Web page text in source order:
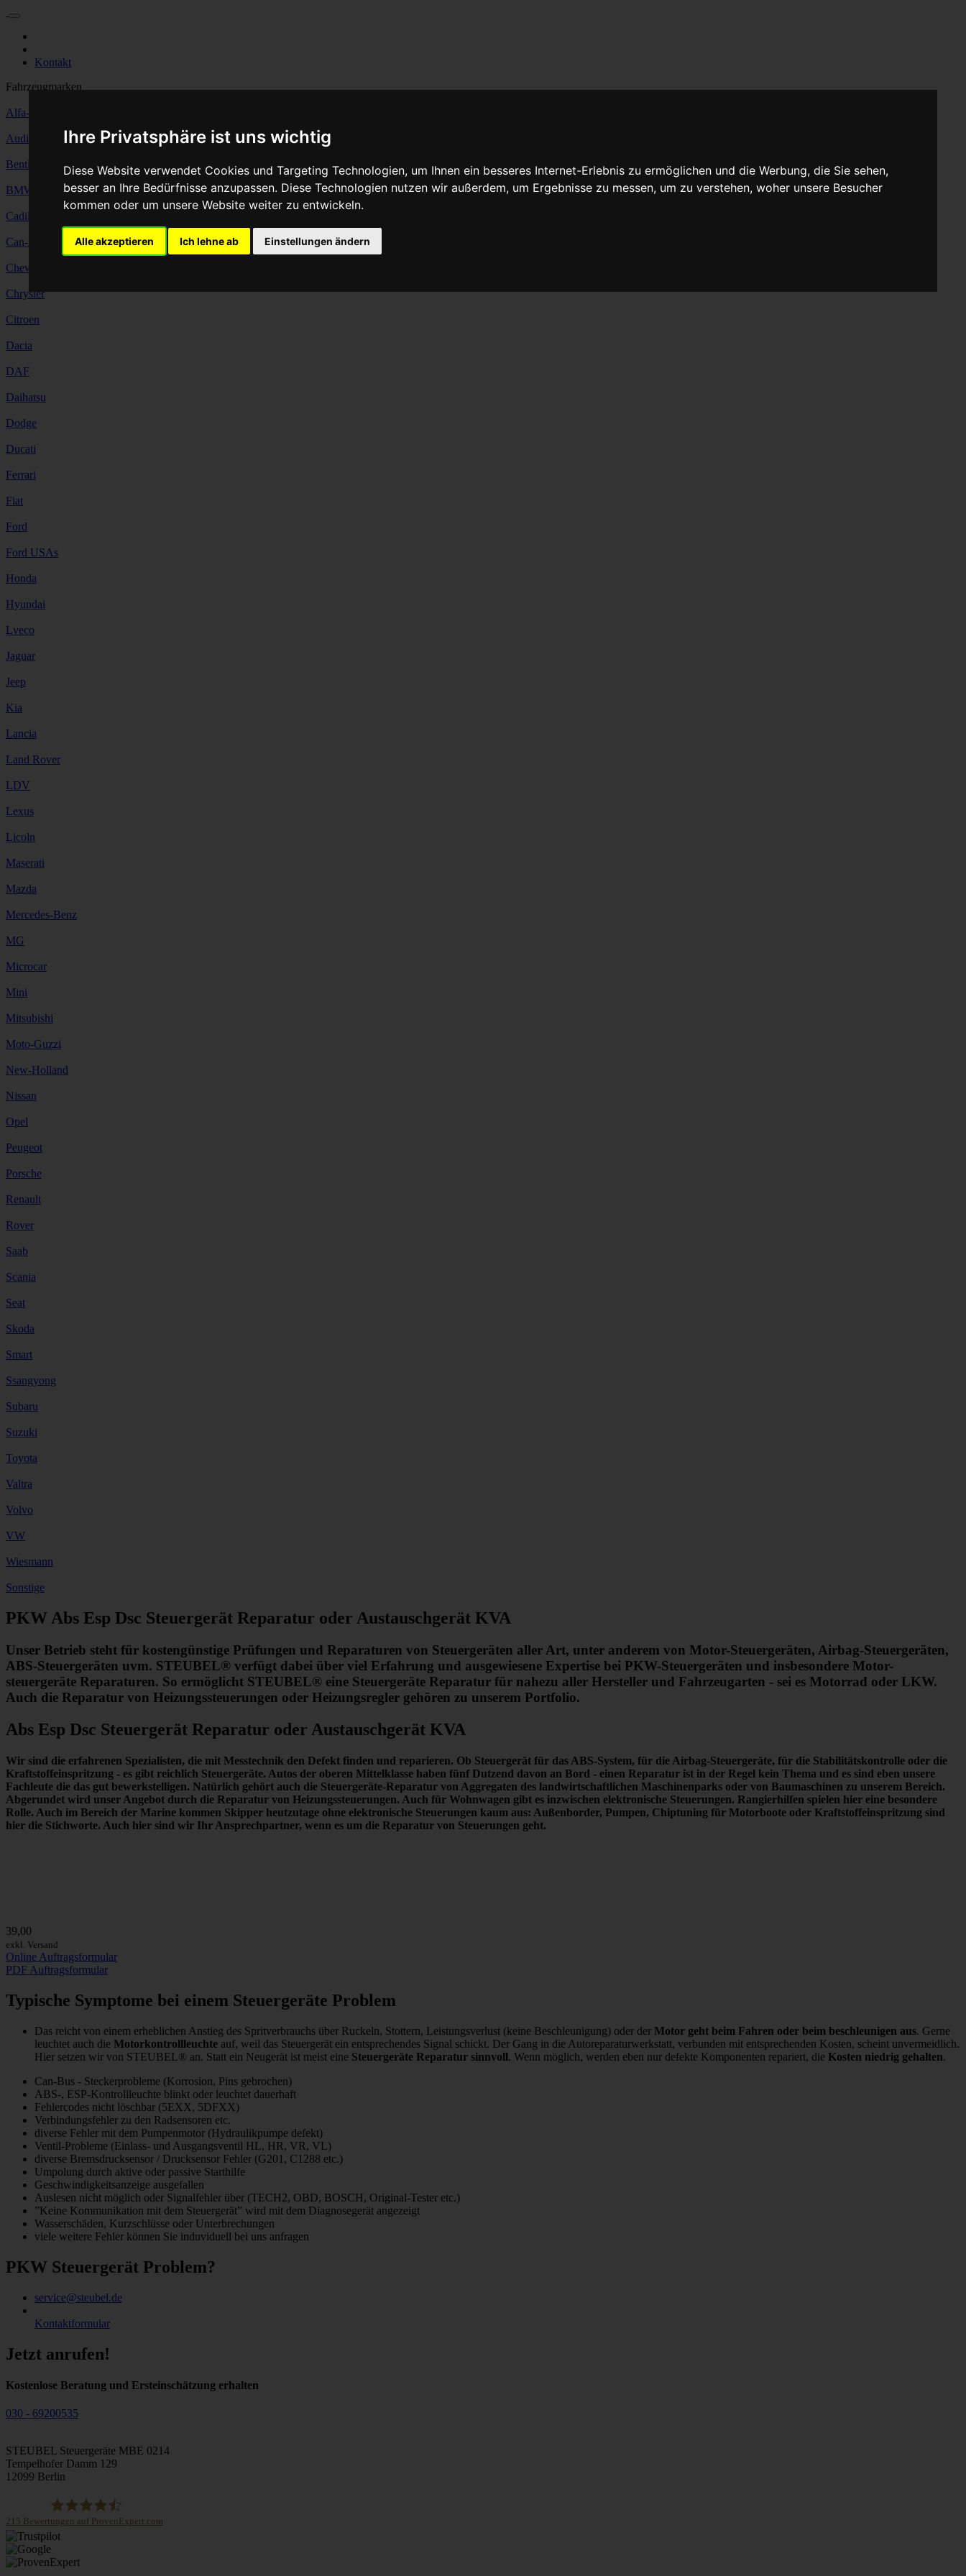
Ihre Privatsphäre ist uns wichtig
Diese Website verwendet Cookies und Targeting Technologien, um Ihnen ein besseres Internet-Erlebnis zu ermöglichen und die Werbung, die Sie sehen,
besser an Ihre Bedürfnisse anzupassen. Diese Technologien nutzen wir außerdem, um Ergebnisse zu messen, um zu verstehen, woher unsere Besucher
kommen oder um unsere Website weiter zu entwickeln.
Alle akzeptieren Ich lehne ab Einstellungen ändern
Kontakt
Fahrzeugmarken
Alfa-Romeo
Audi
Bentley
BMW
Cadillac
Can-Am
Chevrolet
Chrysler
Citroen
Dacia
DAF
Daihatsu
Dodge
Ducati
Ferrari
Fiat
Ford
Ford USAs
Honda
Hyundai
Lveco
Jaguar
Jeep
Kia
Lancia
Land Rover
LDV
Lexus
Licoln
Maserati
Mazda
Mercedes-Benz
MG
Microcar
Mini
Mitsubishi
Moto-Guzzi
New-Holland
Nissan
Opel
Peugeot
Porsche
Renault
Rover
Saab
Scania
Seat
Skoda
Smart
Ssangyong
Subaru
Suzuki
Toyota
Valtra
Volvo
VW
Wiesmann
Sonstige
PKW Abs Esp Dsc Steuergerät Reparatur oder Austauschgerät KVA
Unser Betrieb steht für kostengünstige Prüfungen und Reparaturen von Steuergeräten aller Art, unter anderem von Motor-Steuergeräten, Airbag-Steuergeräten,
ABS-Steuergeräten uvm. STEUBEL® verfügt dabei über viel Erfahrung und ausgewiesene Expertise bei PKW-Steuergeräten und insbesondere Motor-
steuergeräte Reparaturen. So ermöglicht STEUBEL® eine Steuergeräte Reparatur für nahezu aller Hersteller und Fahrzeugarten - sei es Motorrad oder LKW.
Auch die Reparatur von Heizungssteuerungen oder Heizungsregler gehören zu unserem Portfolio.
Abs Esp Dsc Steuergerät Reparatur oder Austauschgerät KVA
Wir sind die erfahrenen Spezialisten, die mit Messtechnik den Defekt finden und reparieren. Ob Steuergerät für das ABS-System, für die Airbag-Steuergeräte, für die Stabilitätskontrolle oder die
Kraftstoffeinspritzung - es gibt reichlich Steuergeräte. Autos der oberen Mittelklasse haben fünf Dutzend davon an Bord - einen Reparatur ist in der Regel kein Thema und es sind eben unsere
Fachleute die das gut bewerkstelligen. Natürlich gehört auch die Steuergeräte-Reparatur von Aggregaten des landwirtschaftlichen Maschinenparks oder von Baumaschinen zu unserem Bereich.
Abgerundet wird unser Angebot durch die Reparatur von Heizungssteuerungen. Auch für Wohnwagen gibt es inzwischen elektronische Steuerungen. Rangierhilfen spielen hier eine besondere
Rolle. Auch im Bereich der Marine kommen Skipper heutzutage ohne elektronische Steuerungen kaum aus: Außenborder, Pumpen, Chiptuning für Motorboote oder Kraftstoffeinspritzung sind
hier die Stichworte. Auch hier sind wir Ihr Ansprechpartner, wenn es um die Reparatur von Steuerungen geht.
39,00
exkl. Versand
Online Auftragsformular
PDF Auftragsformular
Typische Symptome bei einem Steuergeräte Problem
Das reicht von einem erheblichen Anstieg des Spritverbrauchs über Ruckeln, Stottern, Leistungsverlust (keine Beschleunigung) oder der Motor geht beim Fahren oder beim beschleunigen aus. Gerne
leuchtet auch die Motorkontrollleuchte auf, weil das Steuergerät ein entsprechendes Signal schickt. Der Gang in die Autoreparaturwerkstatt, verbunden mit entsprechenden Kosten, scheint unvermeidlich.
Hier setzen wir von STEUBEL® an. Statt ein Neugerät ist meist eine Steuergeräte Reparatur sinnvoll. Wenn möglich, werden eben nur defekte Komponenten repariert, die Kosten niedrig gehalten.
Can-Bus - Steckerprobleme (Korrosion, Pins gebrochen)
ABS-, ESP-Kontrollleuchte blinkt oder leuchtet dauerhaft
Fehlercodes nicht löschbar (5EXX, 5DFXX)
Verbindungsfehler zu den Radsensoren etc.
diverse Fehler mit dem Pumpenmotor (Hydraulikpumpe defekt)
Ventil-Probleme (Einlass- und Ausgangsventil HL, HR, VR, VL)
diverse Bremsdrucksensor / Drucksensor Fehler (G201, C1288 etc.)
Umpolung durch aktive oder passive Starthilfe
Geschwindigkeitsanzeige ausgefallen
Auslesen nicht möglich oder Signalfehler über (TECH2, OBD, BOSCH, Original-Tester etc.)
”Keine Kommunikation mit dem Steuergerät” wird mit dem Diagnosegerät angezeigt
Wasserschäden, Kurzschlüsse oder Unterbrechungen
viele weitere Fehler können Sie induviduell bei uns anfragen
PKW Steuergerät Problem?
service@steubel.de
Kontaktformular
Jetzt anrufen!
Kostenlose Beratung und Ersteinschätzung erhalten
030 - 69200535
STEUBEL Steuergeräte MBE 0214
Tempelhofer Damm 129
12099 Berlin
STEUBEL Steuergeräte Annahme Filiale MBE 0214
215 Bewertungen auf ProvenExpert.com